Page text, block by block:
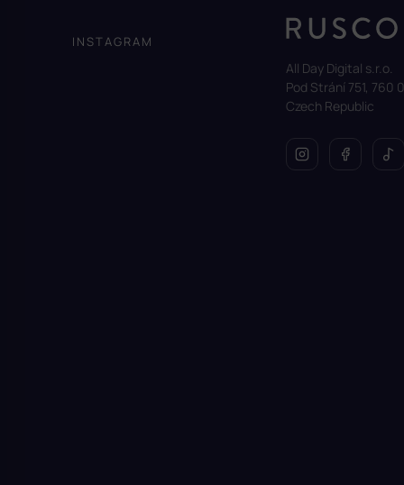
t
INSTAGRAM
All Day Digital s.r.o.
Pod Strání 751, 760
Czech Republic